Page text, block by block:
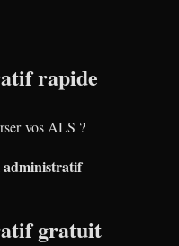
rapide
vos ALS ?
administratif
gratuit